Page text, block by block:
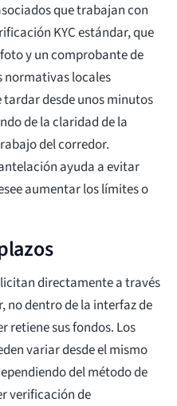
que trabajan con
KYC estándar, que
y un comprobante de
locales
tardar desde unos minutos
de la claridad de la
del corredor.
ayuda a evitar
aumentar los límites o
directamente a través
no dentro de la interfaz de
retiene sus fondos. Los
variar desde el mismo
del método de
verificación de